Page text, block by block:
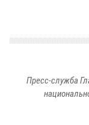
Пресс-служба